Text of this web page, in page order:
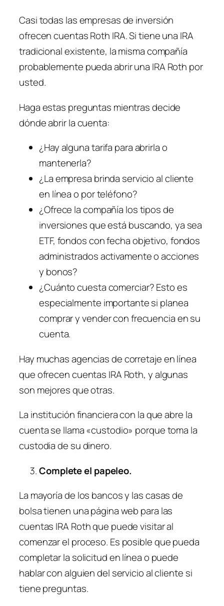
Casi todas las empresas de inversión
ofrecen cuentas Roth IRA. Si tiene una IRA
tradicional existente, la misma compañía
probablemente pueda abrir una IRA Roth por
usted.
Haga estas preguntas mientras decide
dónde abrir la cuenta:
¿Hay alguna tarifa para abrirla o
mantenerla?
¿La empresa brinda servicio al cliente
en línea o por teléfono?
¿Ofrece la compañía los tipos de
inversiones que está buscando, ya sea
ETF, fondos con fecha objetivo, fondos
administrados activamente o acciones
y bonos?
¿Cuánto cuesta comerciar? Esto es
especialmente importante si planea
comprar y vender con frecuencia en su
cuenta.
Hay muchas agencias de corretaje en línea
que ofrecen cuentas IRA Roth, y algunas
son mejores que otras.
La institución financiera con la que abre la
cuenta se llama «custodio» porque toma la
custodia de su dinero.
Complete el papeleo.
La mayoría de los bancos y las casas de
bolsa tienen una página web para las
cuentas IRA Roth que puede visitar al
comenzar el proceso. Es posible que pueda
completar la solicitud en línea o puede
hablar con alguien del servicio al cliente si
tiene preguntas.